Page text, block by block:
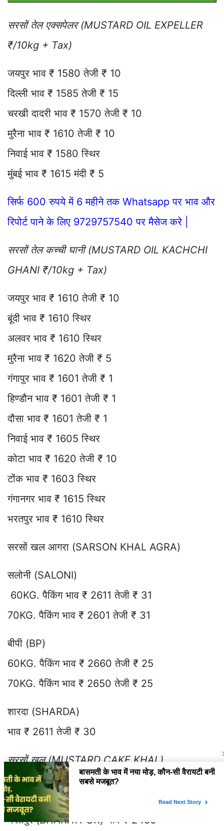
सरसों तेल एक्सपेलर (MUSTARD OIL EXPELLER
₹/10kg + Tax)
जयपुर भाव ₹ 1580 तेजी ₹ 10
दिल्ली भाव ₹ 1585 तेजी ₹ 15
चरखी दादरी भाव ₹ 1570 तेजी ₹ 10
मुरैना भाव ₹ 1610 तेजी ₹ 10
निवाई भाव ₹ 1580 स्थिर
मुंबई भाव ₹ 1615 मंदी ₹ 5
सिर्फ 600 रुपये में 6 महीने तक Whatsapp पर भाव और
रिपोर्ट पाने के लिए 9729757540 पर मैसेज करे |
सरसों तेल कच्ची घानी (MUSTARD OIL KACHCHI
GHANI ₹/10kg + Tax)
जयपुर भाव ₹ 1610 तेजी ₹ 10
बूंदी भाव ₹ 1610 स्थिर
अलवर भाव ₹ 1610 स्थिर
मुरैना भाव ₹ 1620 तेजी ₹ 5
गंगापुर भाव ₹ 1601 तेजी ₹ 1
हिण्डौन भाव ₹ 1601 तेजी ₹ 1
दौसा भाव ₹ 1601 तेजी ₹ 1
निवाई भाव ₹ 1605 स्थिर
कोटा भाव ₹ 1620 तेजी ₹ 10
टोंक भाव ₹ 1603 स्थिर
गंगानगर भाव ₹ 1615 स्थिर
भरतपुर भाव ₹ 1610 स्थिर
सरसों खल आगरा (SARSON KHAL AGRA)
सलोनी (SALONI)
60KG. पैकिंग भाव ₹ 2611 तेजी ₹ 31
70KG. पैकिंग भाव ₹ 2601 तेजी ₹ 31
बीपी (BP)
60KG. पैकिंग भाव ₹ 2660 तेजी ₹ 25
70KG. पैकिंग भाव ₹ 2650 तेजी ₹ 25
शारदा (SHARDA)
भाव ₹ 2611 तेजी ₹ 30
सरसों खल (MUSTARD CAKE KHAL)
जयपुर (JAIPUR) भाव ₹ 2400
अलवर (ALWAR) भाव ₹ 2400
भरतपुर (BHARATPUR) भाव ₹ 2450